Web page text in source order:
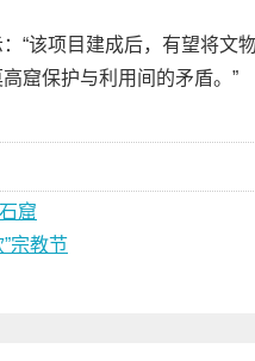
项目建成后，有望将文物
窟保护与利用间的矛盾。”
窟
宗教节